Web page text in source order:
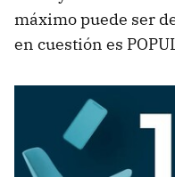
máximo puede ser
en cuestión es